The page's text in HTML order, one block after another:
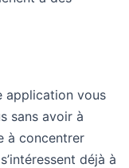
application vous
sans avoir à
à concentrer
déjà à